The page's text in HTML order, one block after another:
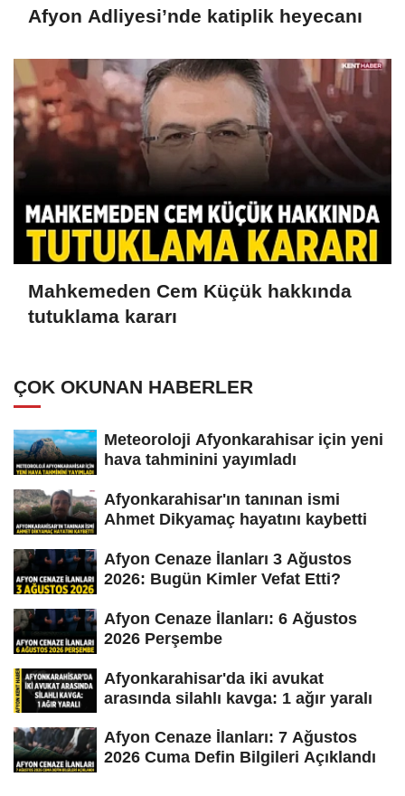
Afyon Adliyesi’nde katiplik heyecanı
Mahkemeden Cem Küçük hakkında
tutuklama kararı
ÇOK OKUNAN HABERLER
Meteoroloji Afyonkarahisar için yeni
hava tahminini yayımladı
Afyonkarahisar'ın tanınan ismi
Ahmet Dikyamaç hayatını kaybetti
Afyon Cenaze İlanları 3 Ağustos
2026: Bugün Kimler Vefat Etti?
Afyon Cenaze İlanları: 6 Ağustos
2026 Perşembe
Afyonkarahisar'da iki avukat
arasında silahlı kavga: 1 ağır yaralı
Afyon Cenaze İlanları: 7 Ağustos
2026 Cuma Defin Bilgileri Açıklandı